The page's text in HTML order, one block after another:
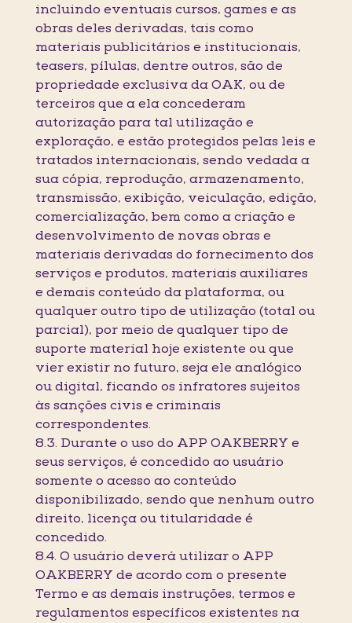
incluindo eventuais cursos, games e as
obras deles derivadas, tais como
materiais publicitários e institucionais,
teasers, pílulas, dentre outros, são de
propriedade exclusiva da OAK, ou de
terceiros que a ela concederam
autorização para tal utilização e
exploração, e estão protegidos pelas leis e
tratados internacionais, sendo vedada a
sua cópia, reprodução, armazenamento,
transmissão, exibição, veiculação, edição,
comercialização, bem como a criação e
desenvolvimento de novas obras e
materiais derivadas do fornecimento dos
serviços e produtos, materiais auxiliares
e demais conteúdo da plataforma, ou
qualquer outro tipo de utilização (total ou
parcial), por meio de qualquer tipo de
suporte material hoje existente ou que
vier existir no futuro, seja ele analógico
ou digital, ficando os infratores sujeitos
às sanções civis e criminais
correspondentes.
8.3. Durante o uso do APP OAKBERRY e
seus serviços, é concedido ao usuário
somente o acesso ao conteúdo
disponibilizado, sendo que nenhum outro
direito, licença ou titularidade é
concedido.
8.4. O usuário deverá utilizar o APP
OAKBERRY de acordo com o presente
Termo e as demais instruções, termos e
regulamentos específicos existentes na